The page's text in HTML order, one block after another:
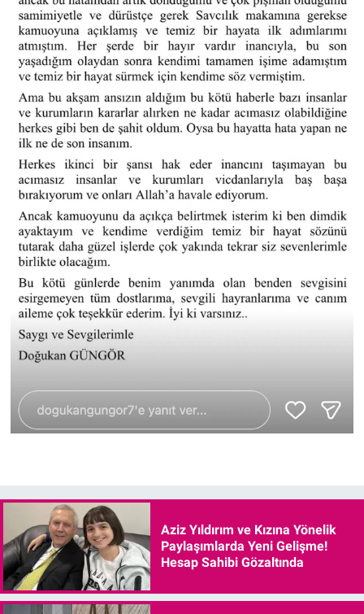
Aziz Yıldırım ve Kızına Yönelik
Paylaşımlarda Yeni Gelişme!
Hesap Sahibi Gözaltında